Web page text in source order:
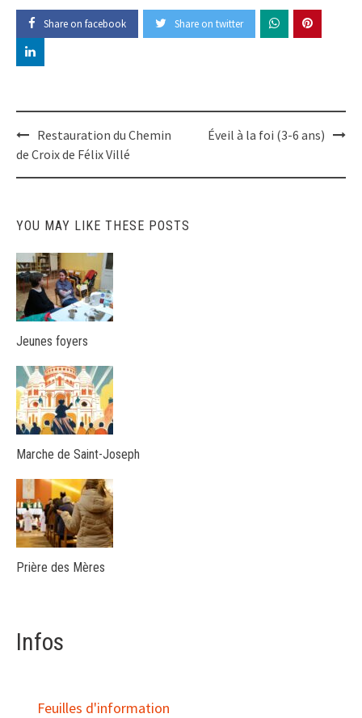
Share on facebook Share on twitter
Post
navigation
Restauration du Chemin
de Croix de Félix Villé
Éveil à la foi (3-6 ans)
YOU MAY LIKE THESE POSTS
Jeunes foyers
Marche de Saint-Joseph
Prière des Mères
Infos
Feuilles d'information